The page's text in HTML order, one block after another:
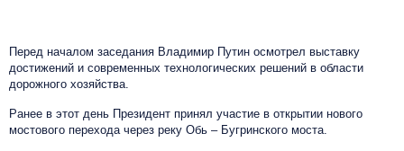
Перед началом заседания Владимир Путин осмотрел выставку
достижений и современных технологических решений в области
дорожного хозяйства.
Ранее в этот день Президент принял участие в открытии нового
мостового перехода через реку Обь – Бугринского моста.